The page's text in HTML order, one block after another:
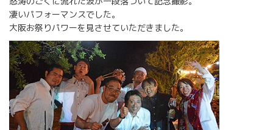
凄いパフォーマンスでした。
大阪お祭りパワーを見させていただきました。